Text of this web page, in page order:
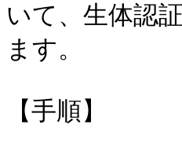
いて、生体認
ます。
【手順】